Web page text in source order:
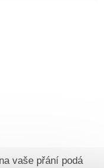
vaše přání podá